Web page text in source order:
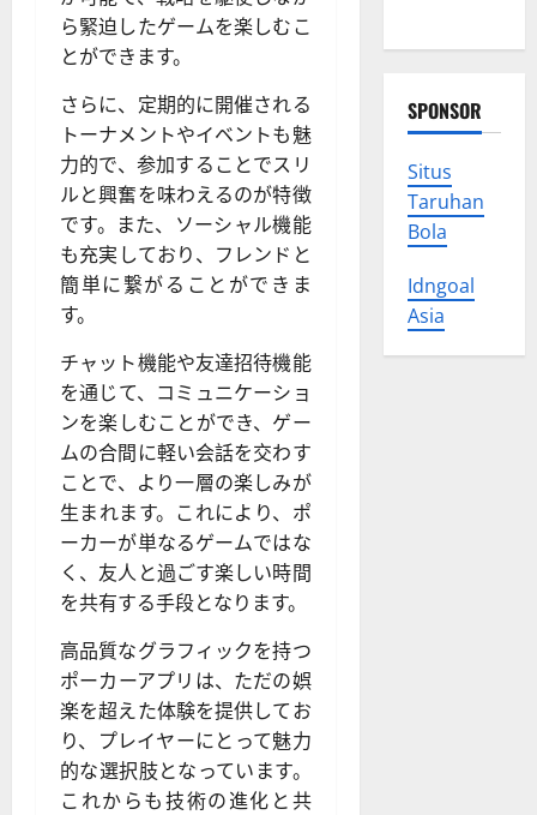
ら緊迫したゲームを楽しむこ
とができます。
さらに、定期的に開催される
トーナメントやイベントも魅
力的で、参加することでスリ
ルと興奮を味わえるのが特徴
です。また、ソーシャル機能
も充実しており、フレンドと
簡単に繋がることができま
す。
チャット機能や友達招待機能
を通じて、コミュニケーショ
ンを楽しむことができ、ゲー
ムの合間に軽い会話を交わす
ことで、より一層の楽しみが
生まれます。これにより、ポ
ーカーが単なるゲームではな
く、友人と過ごす楽しい時間
を共有する手段となります。
高品質なグラフィックを持つ
ポーカーアプリは、ただの娯
楽を超えた体験を提供してお
り、プレイヤーにとって魅力
的な選択肢となっています。
これからも技術の進化と共
SPONSOR
Situs
Taruhan
Bola
Idngoal
Asia